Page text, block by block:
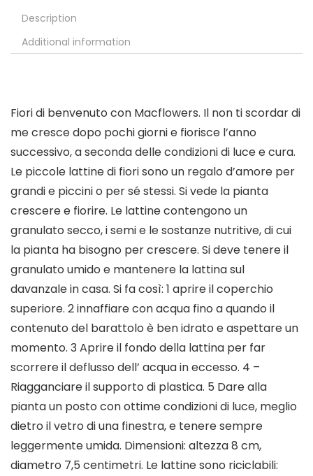
Description
Additional information
Fiori di benvenuto con Macflowers. Il non ti scordar di
me cresce dopo pochi giorni e fiorisce l’anno
successivo, a seconda delle condizioni di luce e cura.
Le piccole lattine di fiori sono un regalo d’amore per
grandi e piccini o per sé stessi. Si vede la pianta
crescere e fiorire. Le lattine contengono un
granulato secco, i semi e le sostanze nutritive, di cui
la pianta ha bisogno per crescere. Si deve tenere il
granulato umido e mantenere la lattina sul
davanzale in casa. Si fa così: 1 aprire il coperchio
superiore. 2 innaffiare con acqua fino a quando il
contenuto del barattolo è ben idrato e aspettare un
momento. 3 Aprire il fondo della lattina per far
scorrere il deflusso dell’ acqua in eccesso. 4 –
Riagganciare il supporto di plastica. 5 Dare alla
pianta un posto con ottime condizioni di luce, meglio
dietro il vetro di una finestra, e tenere sempre
leggermente umida. Dimensioni: altezza 8 cm,
diametro 7,5 centimetri. Le lattine sono riciclabili: